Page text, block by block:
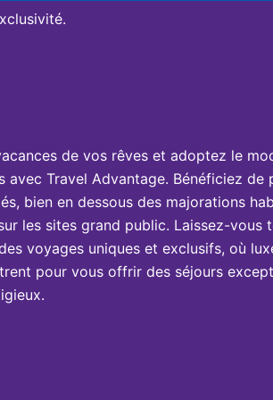
de vos rêves et adoptez le
avec Travel Advantage. Bénéficiez de
bien en dessous des majorations
les sites grand public. Laissez-vous
voyages uniques et exclusifs, où
pour vous offrir des séjours